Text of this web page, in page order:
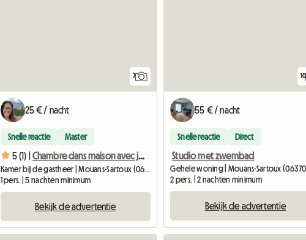
7
25 € / nacht
Snelle reactie Master
5 (1) | Chambre dans maison avec jardin / piscine près de Grasse
Kamer bij de gastheer | Mouans-Sartoux (06370) | 12 M2
1 pers. | 5 nachten minimum
Bekijk de advertentie
10
55 € / nacht
Snelle reactie Direct
Studio met zwembad
2 pers. | 2 nachten minimum
Bekijk de advertentie